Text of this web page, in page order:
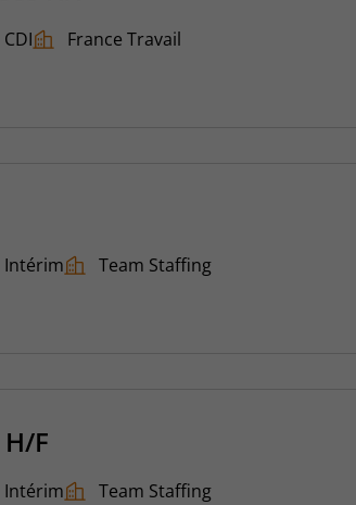
CDI
France Travail
Intérim
Team Staffing
F
Intérim
Team Staffing